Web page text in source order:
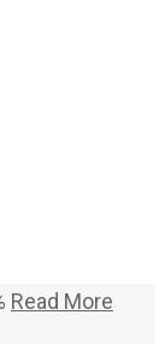
Read More